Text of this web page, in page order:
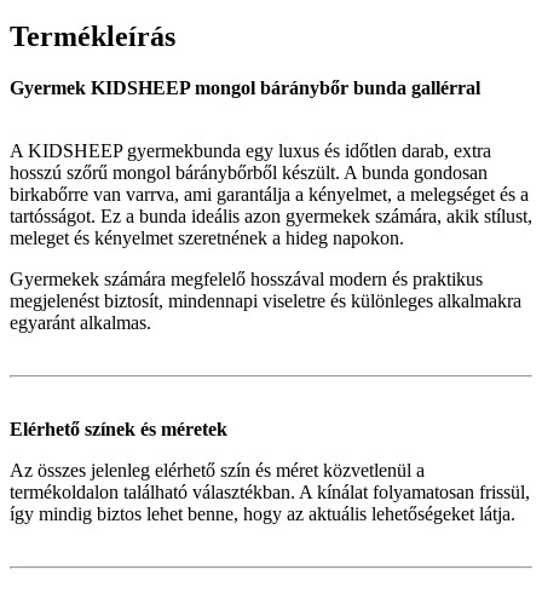
Termékleírás
Gyermek KIDSHEEP mongol báránybőr bunda gallérral
A KIDSHEEP gyermekbunda egy luxus és időtlen darab, extra
hosszú szőrű mongol báránybőrből készült. A bunda gondosan
birkabőrre van varrva, ami garantálja a kényelmet, a melegséget és a
tartósságot. Ez a bunda ideális azon gyermekek számára, akik stílust,
meleget és kényelmet szeretnének a hideg napokon.
Gyermekek számára megfelelő hosszával modern és praktikus
megjelenést biztosít, mindennapi viseletre és különleges alkalmakra
egyaránt alkalmas.
Elérhető színek és méretek
Az összes jelenleg elérhető szín és méret közvetlenül a
termékoldalon található választékban. A kínálat folyamatosan frissül,
így mindig biztos lehet benne, hogy az aktuális lehetőségeket látja.